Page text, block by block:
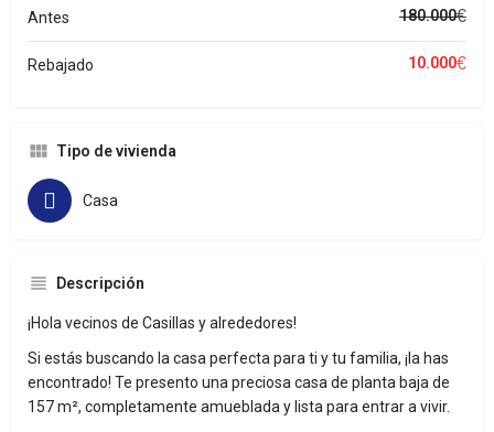
Antes 180.000€
Rebajado 10.000€
Tipo de vivienda
Casa
Descripción
¡Hola vecinos de Casillas y alrededores!
Si estás buscando la casa perfecta para ti y tu familia, ¡la has
encontrado! Te presento una preciosa casa de planta baja de
157 m², completamente amueblada y lista para entrar a vivir.